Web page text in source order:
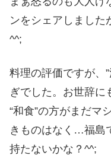
ンをシェアしました
^^;
料理の評価ですが、
ぎでした。お世辞に
“和食”の方がまだマ
きものはなく…福島
持たないかな？^^;